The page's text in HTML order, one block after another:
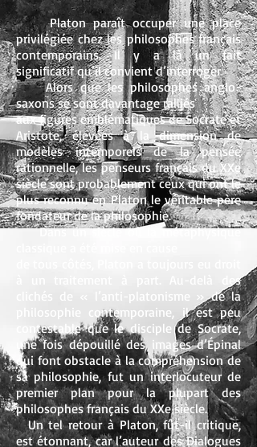
Platon paraît occuper une place
privilégiée chez les philosophes français
contemporains. Il y a là un fait
significatif qu’il convient d’interroger.
Alors que les philosophes anglo-
saxons se sont davantage ralliés
aux figures emblématiques de Socrate et
Aristote, élevées à la dimension de
modèles intemporels de la pensée
rationnelle, les penseurs français du XXe
siècle sont probablement ceux qui ont le
plus reconnu en Platon le véritable père
fondateur de la philosophie.
Dans un siècle où la métaphysique
à un traitement à part. Au-delà des
clichés de « l’anti-platonisme » de la
philosophie contemporaine, il est peu
contestable que le disciple de Socrate,
une fois dépouillé des images d’Épinal
qui font obstacle à la compréhension de
sa philosophie, fut un interlocuteur de
premier plan pour la plupart des
philosophes français du XXe siècle.
Un tel retour à Platon, fût-il critique,
est étonnant, car l’auteur des Dialogues